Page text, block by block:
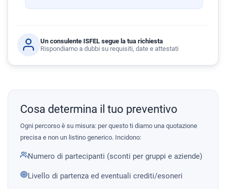
Un consulente ISFEL segue la tua richiesta
Rispondiamo a dubbi su requisiti, date e attestati
Cosa determina il tuo preventivo
Ogni percorso è su misura: per questo ti diamo una quotazione
precisa e non un listino generico. Incidono:
Numero di partecipanti (sconti per gruppi e aziende)
Livello di partenza ed eventuali crediti/esoneri